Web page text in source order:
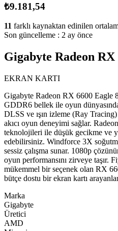
₺9.181,54
11 farklı kaynaktan edinilen
Son güncelleme : 2 ay önce
Gigabyte Radeon RX
EKRAN KARTI
Gigabyte Radeon RX 6600
GDDR6 bellek ile oyun
DLSS ve ışın izleme (Ray
akıcı oyun deneyimi sağlar.
teknolojileri ile düşük gecikme ve
edebilirsiniz. Windforce 3X
sessiz çalışma sunar. 1080p
oyun performansını zirveye taşır.
mükemmel bir seçenek olan RX
bütçe dostu bir ekran kartı
Marka
Gigabyte
Üretici
AMD